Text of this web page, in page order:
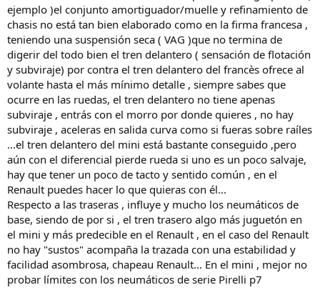
ejemplo )el conjunto amortiguador/muelle y refinamiento de
chasis no está tan bien elaborado como en la firma francesa ,
teniendo una suspensión seca ( VAG )que no termina de
digerir del todo bien el tren delantero ( sensación de flotación
y subviraje) por contra el tren delantero del francès ofrece al
volante hasta el más mínimo detalle , siempre sabes que
ocurre en las ruedas, el tren delantero no tiene apenas
subviraje , entrás con el morro por donde quieres , no hay
subviraje , aceleras en salida curva como si fueras sobre raíles
...el tren delantero del mini está bastante conseguido ,pero
aún con el diferencial pierde rueda si uno es un poco salvaje,
hay que tener un poco de tacto y sentido común , en el
Renault puedes hacer lo que quieras con él...
Respecto a las traseras , influye y mucho los neumáticos de
base, siendo de por si , el tren trasero algo más juguetón en
el mini y más predecible en el Renault , en el caso del Renault
no hay "sustos" acompaña la trazada con una estabilidad y
facilidad asombrosa, chapeau Renault... En el mini , mejor no
probar límites con los neumáticos de serie Pirelli p7